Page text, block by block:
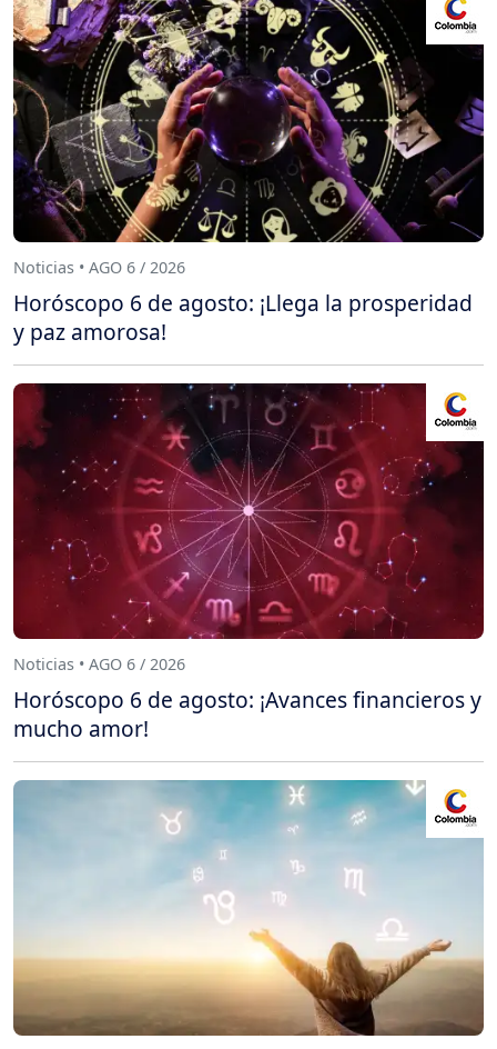
Noticias • AGO 6 / 2026
Horóscopo 6 de agosto: ¡Llega la prosperidad
y paz amorosa!
Noticias • AGO 6 / 2026
Horóscopo 6 de agosto: ¡Avances financieros y
mucho amor!